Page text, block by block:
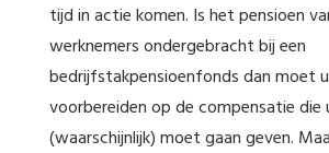
tijd in actie komen. Is het pensioen
werknemers ondergebracht bij een
bedrijfstakpensioenfonds dan moet
voorbereiden op de compensatie die
(waarschijnlijk) moet gaan geven.